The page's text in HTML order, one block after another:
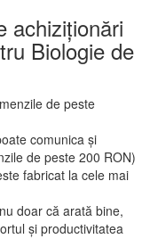
achiziționări
Biologie de
de peste
comunica și
de peste 200 RON)
fabricat la cele mai
doar că arată bine,
și productivitatea